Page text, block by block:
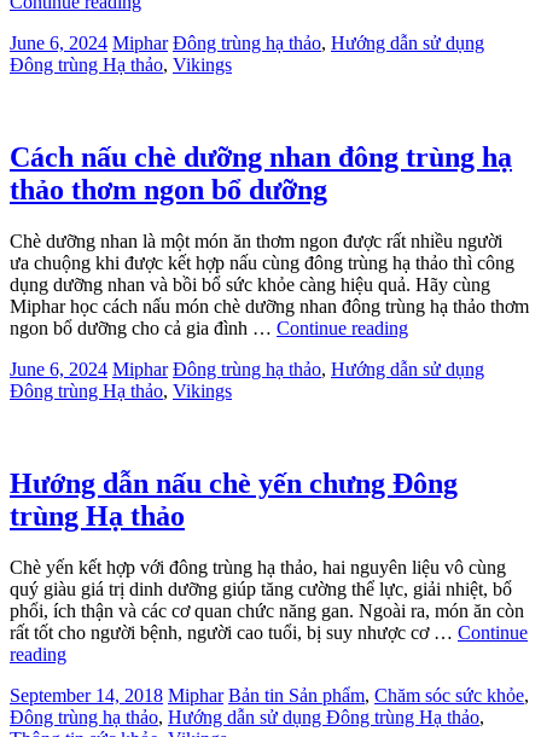
June 6, 2024 Miphar Đông trùng hạ thảo, Hướng dẫn sử dụng
Đông trùng Hạ thảo, Vikings
Cách nấu chè dưỡng nhan đông trùng hạ
thảo thơm ngon bổ dưỡng
Chè dưỡng nhan là một món ăn thơm ngon được rất nhiều người
ưa chuộng khi được kết hợp nấu cùng đông trùng hạ thảo thì công
dụng dưỡng nhan và bồi bổ sức khỏe càng hiệu quả. Hãy cùng
Miphar học cách nấu món chè dưỡng nhan đông trùng hạ thảo thơm
ngon bổ dưỡng cho cả gia đình … Continue reading
June 6, 2024 Miphar Đông trùng hạ thảo, Hướng dẫn sử dụng
Đông trùng Hạ thảo, Vikings
Hướng dẫn nấu chè yến chưng Đông
trùng Hạ thảo
Chè yến kết hợp với đông trùng hạ thảo, hai nguyên liệu vô cùng
quý giàu giá trị dinh dưỡng giúp tăng cường thể lực, giải nhiệt, bổ
phổi, ích thận và các cơ quan chức năng gan. Ngoài ra, món ăn còn
rất tốt cho người bệnh, người cao tuổi, bị suy nhược cơ … Continue
reading
September 14, 2018 Miphar Bản tin Sản phẩm, Chăm sóc sức khỏe,
Đông trùng hạ thảo, Hướng dẫn sử dụng Đông trùng Hạ thảo,